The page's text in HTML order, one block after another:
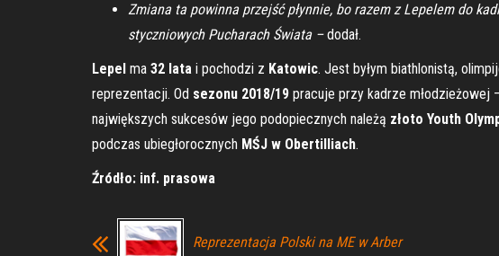
Zmiana ta powinna przejść płynnie, bo razem z Lepelem do
styczniowych Pucharach Świata –dodał.
Lepel ma 32 lata i pochodzi z Katowic. Jest byłym biathlonistą,
reprezentacji. Od sezonu 2018/19 pracuje przy kadrze młodzieżowej
największych sukcesów jego podopiecznych należą złoto Youth
podczas ubiegłorocznych MŚJ w Obertilliach.
Źródło: inf. prasowa
Reprezentacja Polski na ME w Arber